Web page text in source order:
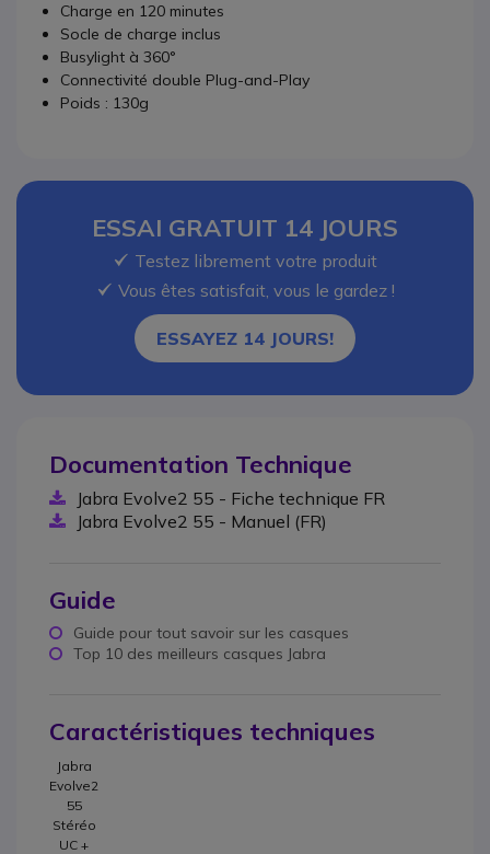
Charge en 120 minutes
Socle de charge inclus
Busylight à 360°
Connectivité double Plug-and-Play
Poids : 130g
ESSAI GRATUIT 14 JOURS
OK
Testez librement votre produit
OK
Vous êtes satisfait, vous le gardez !
ESSAYEZ 14 JOURS!
Documentation Technique
Jabra Evolve2 55 - Fiche technique FR
Jabra Evolve2 55 - Manuel (FR)
Guide
Guide pour tout savoir sur les casques
Top 10 des meilleurs casques Jabra
Caractéristiques techniques
Jabra
Evolve2
55
Stéréo
UC +